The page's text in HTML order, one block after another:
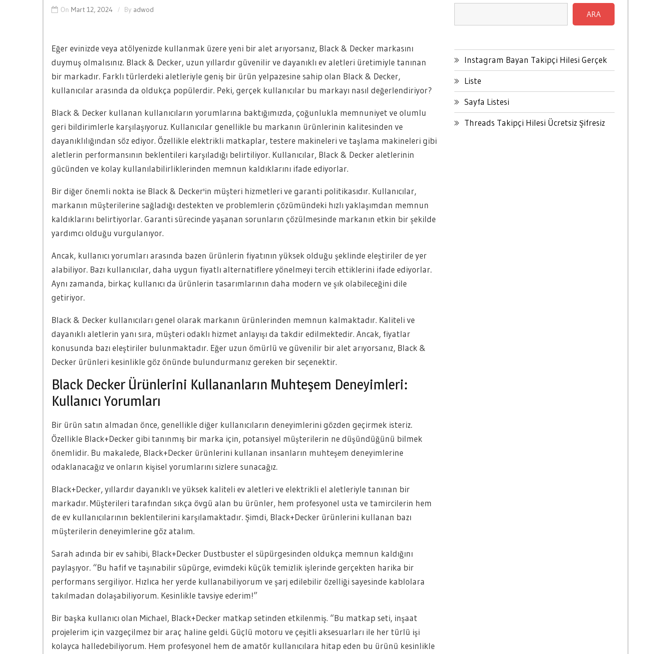
On Mart 12, 2024 By adwod
Eğer evinizde veya atölyenizde kullanmak üzere yeni bir alet arıyorsanız, Black & Decker markasını
duymuş olmalısınız. Black & Decker, uzun yıllardır güvenilir ve dayanıklı ev aletleri üretimiyle tanınan
bir markadır. Farklı türlerdeki aletleriyle geniş bir ürün yelpazesine sahip olan Black & Decker,
kullanıcılar arasında da oldukça popülerdir. Peki, gerçek kullanıcılar bu markayı nasıl değerlendiriyor?
Black & Decker kullanan kullanıcıların yorumlarına baktığımızda, çoğunlukla memnuniyet ve olumlu
geri bildirimlerle karşılaşıyoruz. Kullanıcılar genellikle bu markanın ürünlerinin kalitesinden ve
dayanıklılığından söz ediyor. Özellikle elektrikli matkaplar, testere makineleri ve taşlama makineleri gibi
aletlerin performansının beklentileri karşıladığı belirtiliyor. Kullanıcılar, Black & Decker aletlerinin
gücünden ve kolay kullanılabilirliklerinden memnun kaldıklarını ifade ediyorlar.
Bir diğer önemli nokta ise Black & Decker'in müşteri hizmetleri ve garanti politikasıdır. Kullanıcılar,
markanın müşterilerine sağladığı destekten ve problemlerin çözümündeki hızlı yaklaşımdan memnun
kaldıklarını belirtiyorlar. Garanti sürecinde yaşanan sorunların çözülmesinde markanın etkin bir şekilde
yardımcı olduğu vurgulanıyor.
Ancak, kullanıcı yorumları arasında bazen ürünlerin fiyatının yüksek olduğu şeklinde eleştiriler de yer
alabiliyor. Bazı kullanıcılar, daha uygun fiyatlı alternatiflere yönelmeyi tercih ettiklerini ifade ediyorlar.
Aynı zamanda, birkaç kullanıcı da ürünlerin tasarımlarının daha modern ve şık olabileceğini dile
getiriyor.
Black & Decker kullanıcıları genel olarak markanın ürünlerinden memnun kalmaktadır. Kaliteli ve
dayanıklı aletlerin yanı sıra, müşteri odaklı hizmet anlayışı da takdir edilmektedir. Ancak, fiyatlar
konusunda bazı eleştiriler bulunmaktadır. Eğer uzun ömürlü ve güvenilir bir alet arıyorsanız, Black &
Decker ürünleri kesinlikle göz önünde bulundurmanız gereken bir seçenektir.
Black Decker Ürünlerini Kullananların Muhteşem Deneyimleri:
Kullanıcı Yorumları
Bir ürün satın almadan önce, genellikle diğer kullanıcıların deneyimlerini gözden geçirmek isteriz.
Özellikle Black+Decker gibi tanınmış bir marka için, potansiyel müşterilerin ne düşündüğünü bilmek
önemlidir. Bu makalede, Black+Decker ürünlerini kullanan insanların muhteşem deneyimlerine
odaklanacağız ve onların kişisel yorumlarını sizlere sunacağız.
Black+Decker, yıllardır dayanıklı ve yüksek kaliteli ev aletleri ve elektrikli el aletleriyle tanınan bir
markadır. Müşterileri tarafından sıkça övgü alan bu ürünler, hem profesyonel usta ve tamircilerin hem
de ev kullanıcılarının beklentilerini karşılamaktadır. Şimdi, Black+Decker ürünlerini kullanan bazı
müşterilerin deneyimlerine göz atalım.
Sarah adında bir ev sahibi, Black+Decker Dustbuster el süpürgesinden oldukça memnun kaldığını
paylaşıyor. “Bu hafif ve taşınabilir süpürge, evimdeki küçük temizlik işlerinde gerçekten harika bir
performans sergiliyor. Hızlıca her yerde kullanabiliyorum ve şarj edilebilir özelliği sayesinde kablolara
takılmadan dolaşabiliyorum. Kesinlikle tavsiye ederim!”
Bir başka kullanıcı olan Michael, Black+Decker matkap setinden etkilenmiş. “Bu matkap seti, inşaat
projelerim için vazgeçilmez bir araç haline geldi. Güçlü motoru ve çeşitli aksesuarları ile her türlü işi
kolayca halledebiliyorum. Hem profesyonel hem de amatör kullanıcılara hitap eden bu ürünü kesinlikle
ARA
Instagram Bayan Takipçi Hilesi Gerçek
Liste
Sayfa Listesi
Threads Takipçi Hilesi Ücretsiz Şifresiz